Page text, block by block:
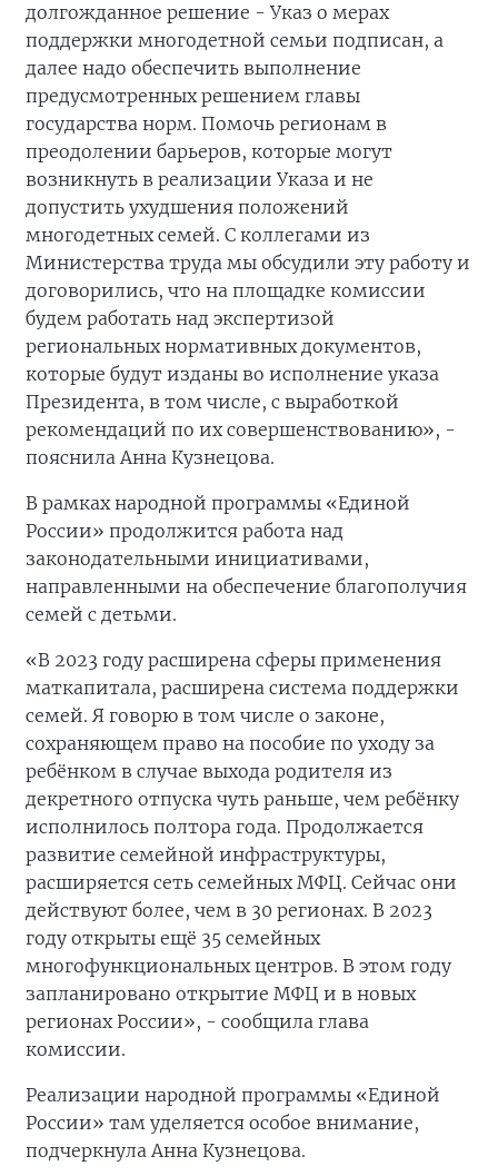
долгожданное решение - Указ о мерах
поддержки многодетной семьи подписан, а
далее надо обеспечить выполнение
предусмотренных решением главы
государства норм. Помочь регионам в
преодолении барьеров, которые могут
возникнуть в реализации Указа и не
допустить ухудшения положений
многодетных семей. С коллегами из
Министерства труда мы обсудили эту работу и
договорились, что на площадке комиссии
будем работать над экспертизой
региональных нормативных документов,
которые будут изданы во исполнение указа
Президента, в том числе, с выработкой
рекомендаций по их совершенствованию», -
пояснила Анна Кузнецова.
В рамках народной программы «Единой
России» продолжится работа над
законодательными инициативами,
направленными на обеспечение благополучия
семей с детьми.
«В 2023 году расширена сферы применения
маткапитала, расширена система поддержки
семей. Я говорю в том числе о законе,
сохраняющем право на пособие по уходу за
ребёнком в случае выхода родителя из
декретного отпуска чуть раньше, чем ребёнку
исполнилось полтора года. Продолжается
развитие семейной инфраструктуры,
расширяется сеть семейных МФЦ. Сейчас они
действуют более, чем в 30 регионах. В 2023
году открыты ещё 35 семейных
многофункциональных центров. В этом году
запланировано открытие МФЦ и в новых
регионах России», - сообщила глава
комиссии.
Реализации народной программы «Единой
России» там уделяется особое внимание,
подчеркнула Анна Кузнецова.